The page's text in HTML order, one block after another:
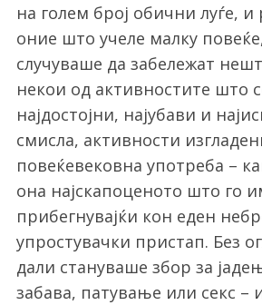
на голем број обични луѓе,
оние што учеле малку
случуваше да забележат
некои од активностите што
најдостојни, најубави и
смисла, активности
повеќевековна употреба –
она најскапоценото што го
прибегнувајќи кон еден
упростувачки пристап. Без
дали стануваше збор за
забава, патување или секс –